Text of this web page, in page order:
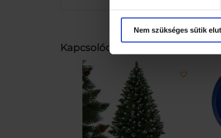
Nem szükséges sütik
Kapcsolódó termékek